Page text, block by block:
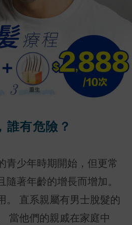
誰有危險？
青少年時期開始，但更常
隨著年齡的增長而增加。
。 直系親屬有男士脫髮的
當他們的親戚在家庭中